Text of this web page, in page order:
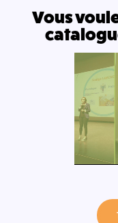
Vous